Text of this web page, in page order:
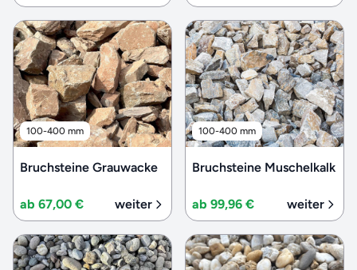
100-400 mm
Bruchsteine Grauwacke
ab 67,00 € weiter
100-400 mm
Bruchsteine Muschelkalk
ab 99,96 € weiter